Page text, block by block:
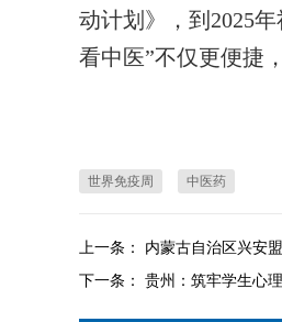
动计划》，到2025
看中医”不仅更便捷
世界免疫周 中医药
上一条： 内蒙古自治区兴安
下一条： 贵州：筑牢学生心